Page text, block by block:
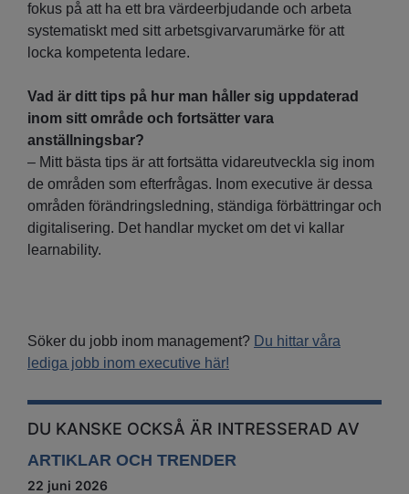
fokus på att ha ett bra värdeerbjudande och arbeta
systematiskt med sitt arbetsgivarvarumärke för att
locka kompetenta ledare.
Vad är ditt tips på hur man håller sig uppdaterad
inom sitt område och fortsätter vara
anställningsbar?
– Mitt bästa tips är att fortsätta vidareutveckla sig inom
de områden som efterfrågas. Inom executive är dessa
områden förändringsledning, ständiga förbättringar och
digitalisering. Det handlar mycket om det vi kallar
learnability.
Söker du jobb inom management? Du hittar våra
lediga jobb inom executive här!
DU KANSKE OCKSÅ ÄR INTRESSERAD AV
ARTIKLAR OCH TRENDER
22 juni 2026